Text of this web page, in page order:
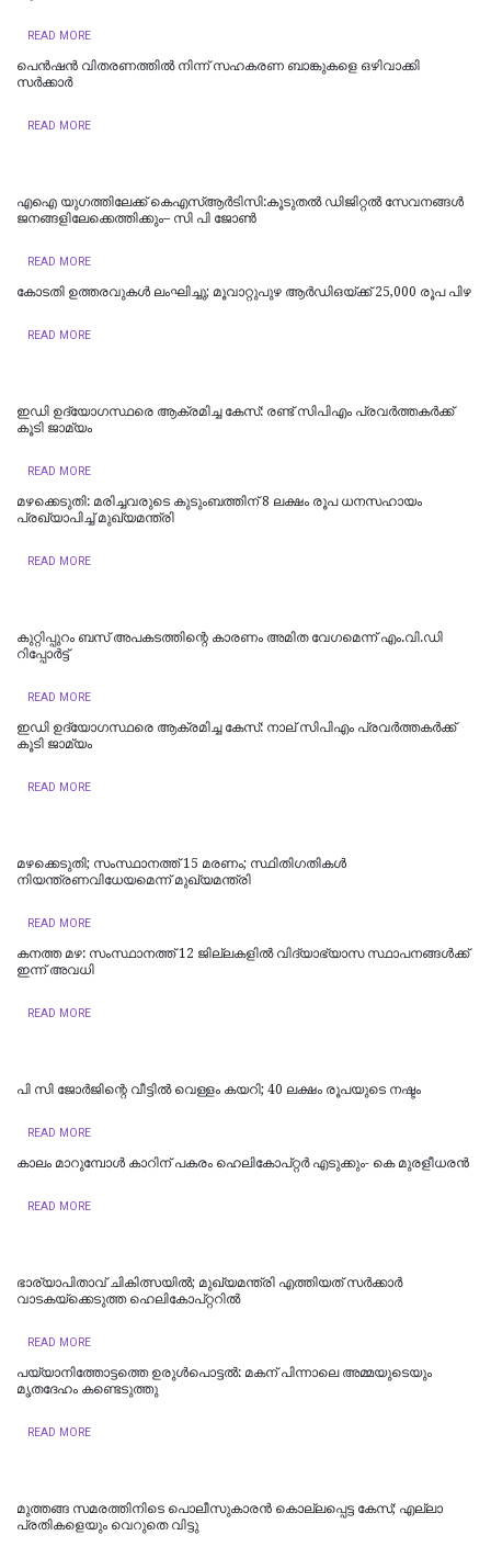
READ MORE
പെൻഷൻ വിതരണത്തിൽ നിന്ന് സഹകരണ ബാങ്കുകളെ ഒഴിവാക്കി
സർക്കാർ
READ MORE
എഐ യുഗത്തിലേക്ക് കെഎസ്ആർടിസി:കൂടുതൽ ഡിജിറ്റൽ സേവനങ്ങൾ
ജനങ്ങളിലേക്കെത്തിക്കും– സി പി ജോൺ
READ MORE
കോടതി ഉത്തരവുകൾ ലംഘിച്ചു; മൂവാറ്റുപുഴ ആർഡിഒയ്ക്ക് 25,000 രൂപ പിഴ
READ MORE
ഇഡി ഉദ്യോഗസ്ഥരെ ആക്രമിച്ച കേസ്: രണ്ട് സിപിഎം പ്രവർത്തകർക്ക്
കൂടി ജാമ്യം
READ MORE
മഴക്കെടുതി: മരിച്ചവരുടെ കുടുംബത്തിന് 8 ലക്ഷം രൂപ ധനസഹായം
പ്രഖ്യാപിച്ച് മുഖ്യമന്ത്രി
READ MORE
കുറ്റിപ്പുറം ബസ് അപകടത്തിന്റെ കാരണം അമിത വേഗമെന്ന് എം.വി.ഡി
റിപ്പോര്‍ട്ട്
READ MORE
ഇഡി ഉദ്യോഗസ്ഥരെ ആക്രമിച്ച കേസ്: നാല് സിപിഎം പ്രവർത്തകർക്ക്
കൂടി ജാമ്യം
READ MORE
മഴക്കെടുതി; സംസ്ഥാനത്ത് 15 മരണം; സ്ഥിതിഗതികൾ
നിയന്ത്രണവിധേയമെന്ന് മുഖ്യമന്ത്രി
READ MORE
കനത്ത മഴ: സംസ്ഥാനത്ത് 12 ജില്ലകളില്‍ വിദ്യാഭ്യാസ സ്ഥാപനങ്ങള്‍ക്ക്
ഇന്ന് അവധി
READ MORE
പി സി ജോര്‍ജിന്റെ വീട്ടില്‍ വെള്ളം കയറി; 40 ലക്ഷം രൂപയുടെ നഷ്ടം
READ MORE
കാലം മാറുമ്പോൾ കാറിന് പകരം ഹെലികോപ്റ്റർ എടുക്കും- കെ മുരളീധരന്‍
READ MORE
ഭാര്യാപിതാവ് ചികിത്സയിൽ; മുഖ്യമന്ത്രി എത്തിയത് സര്‍ക്കാര്‍
വാടകയ്‌ക്കെടുത്ത ഹെലികോപ്റ്ററില്‍
READ MORE
പയ്യാനിത്തോട്ടത്തെ ഉരുൾപൊട്ടൽ: മകന് പിന്നാലെ അമ്മയുടെയും
മൃതദേഹം കണ്ടെടുത്തു
READ MORE
മുത്തങ്ങ സമരത്തിനിടെ പൊലീസുകാരൻ കൊല്ലപ്പെട്ട കേസ്; എല്ലാ
പ്രതികളെയും വെറുതെ വിട്ടു